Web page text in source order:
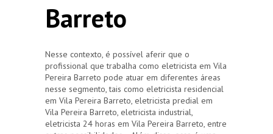
Barreto
Nesse contexto, é possível aferir que o
profissional que trabalha como eletricista em Vila
Pereira Barreto pode atuar em diferentes áreas
nesse segmento, tais como eletricista residencial
em Vila Pereira Barreto, eletricista predial em
Vila Pereira Barreto, eletricista industrial,
eletricista 24 horas em Vila Pereira Barreto, entre